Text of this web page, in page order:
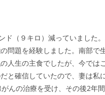
ド（９キロ）減っていました
問題を経験しました。南部
人生の主食でしたが、今で
と確信していたので、妻は
んの治療を受け、その後2年